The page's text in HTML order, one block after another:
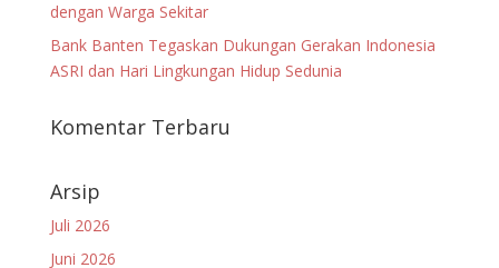
dengan Warga Sekitar
Bank Banten Tegaskan Dukungan Gerakan Indonesia
ASRI dan Hari Lingkungan Hidup Sedunia
Komentar Terbaru
Arsip
Juli 2026
Juni 2026